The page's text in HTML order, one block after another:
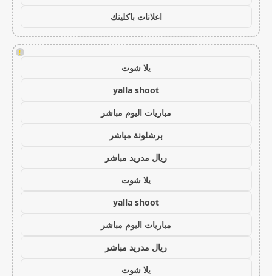
اعلانات باكلينك
!
يلا شوت
yalla shoot
مباريات اليوم مباشر
برشلونة مباشر
ريال مدريد مباشر
يلا شوت
yalla shoot
مباريات اليوم مباشر
ريال مدريد مباشر
يلا شوت